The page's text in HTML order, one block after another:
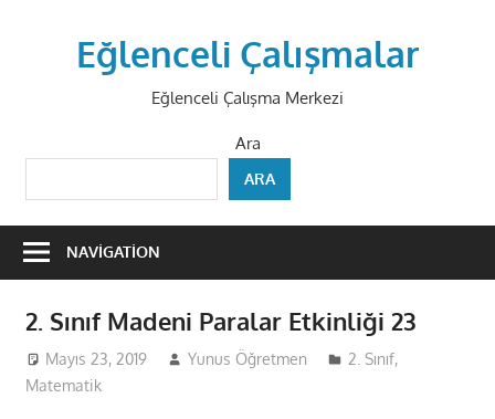
Eğlenceli Çalışmalar
Eğlenceli Çalışma Merkezi
Ara
ARA
NAVIGATION
2. Sınıf Madeni Paralar Etkinliği 23
Mayıs 23, 2019 Yunus Öğretmen 2. Sınıf,
Matematik